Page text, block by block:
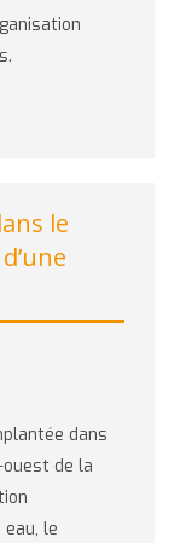
le
dans
de la
le